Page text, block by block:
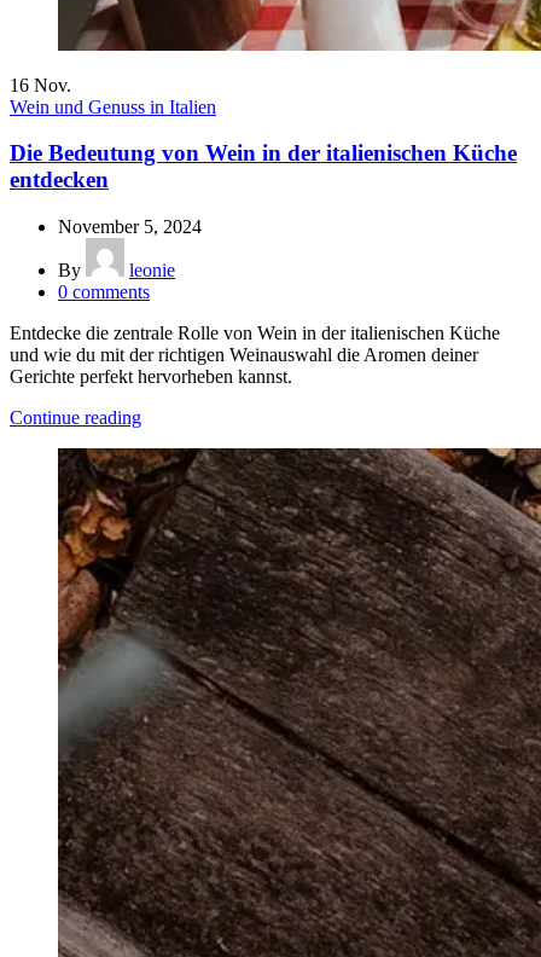
16 Nov.
Wein und Genuss in Italien
Die Bedeutung von Wein in der italienischen Küche
entdecken
November 5, 2024
By
leonie
0 comments
Entdecke die zentrale Rolle von Wein in der italienischen Küche
und wie du mit der richtigen Weinauswahl die Aromen deiner
Gerichte perfekt hervorheben kannst.
Continue reading